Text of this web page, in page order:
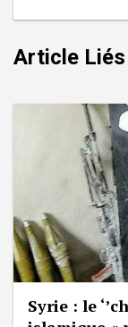
Article Liés
Syrie : le